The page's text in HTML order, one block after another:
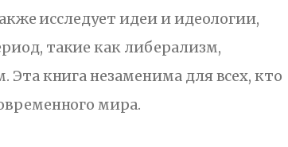
исследует идеи и идеологии,
такие как либерализм,
Эта книга незаменима для всех, кто
мира.